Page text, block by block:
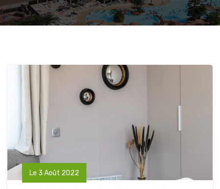
Le 3 Août 2022